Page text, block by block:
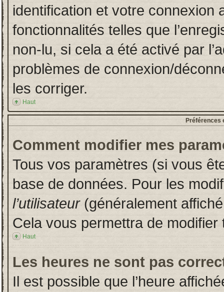
identification et votre connexion
fonctionnalités telles que
non-lu, si cela a été activé par
problèmes de connexion/
les corriger.
Haut
Préférences
Comment modifier mes
Tous vos paramètres (si vous
base de données. Pour les
l’utilisateur(généralement
Cela vous permettra de
Haut
Les heures ne sont pas
Il est possible que l’heure